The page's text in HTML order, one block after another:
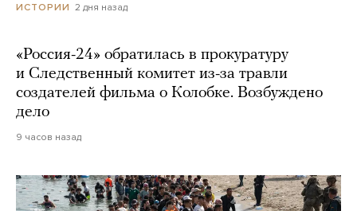
ИСТОРИИ 2 дня назад
«Россия-24» обратилась в прокуратуру
и Следственный комитет из-за травли
создателей фильма о Колобке. Возбуждено
дело
9 часов назад